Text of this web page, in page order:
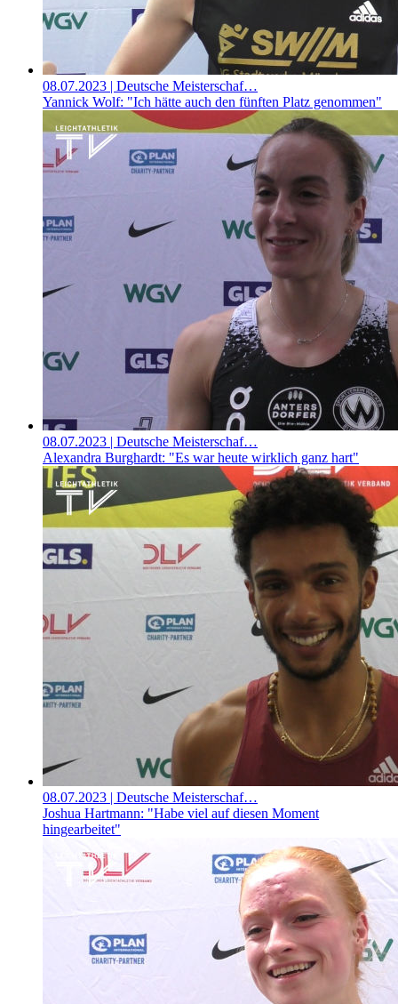
08.07.2023 | Deutsche Meisterschaf…
Yannick Wolf: "Ich hätte auch den fünften Platz genommen"
08.07.2023 | Deutsche Meisterschaf…
Alexandra Burghardt: "Es war heute wirklich ganz hart"
08.07.2023 | Deutsche Meisterschaf…
Joshua Hartmann: "Habe viel auf diesen Moment
hingearbeitet"